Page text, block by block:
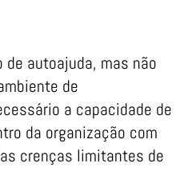
de autoajuda, mas não
de
a capacidade de
da organização com
crenças limitantes de